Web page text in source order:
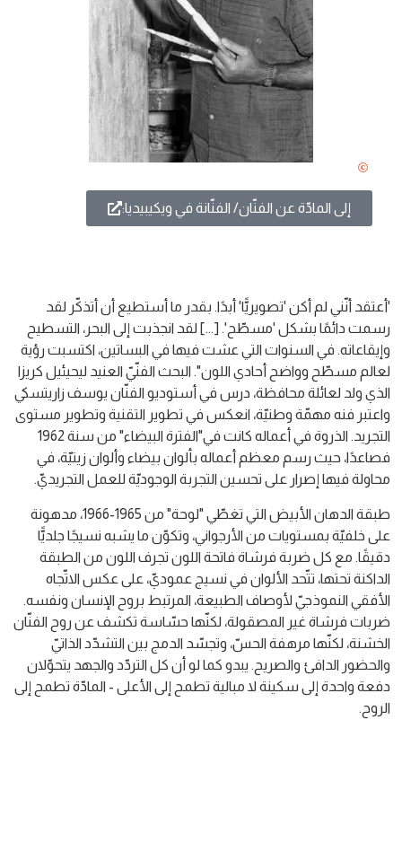
'أعتقد أنّني لم أكن 'تصويريًّا' أبدًا. بقدر ما أستطيع أن أتذكّر لقد
رسمت دائمًا بشكل 'مسطّح'. [...] لقد انجذبت إلى البحر، التسطيح
وإيقاعاته. في السنوات التي عشت فيها في البساتين، اكتسبت رؤية
لعالم مسطّح وواضح أحادي اللون". البحث الفنّيّ العنيد ليحيئيل كريزا
الذي ولد لعائلة محافظة، درس في أستوديو الفنّان يوسف زاريتسكي
واعتبر فنه مهمّة وطنيّة، انعكس في تطوير التقنية وتطوير مستوى
التجريد. الذروة في أعماله كانت في"الفترة البيضاء" من سنة 1962
فصاعدًا، حيث رسم معظم أعماله بألوان بيضاء وألوان زيتيّة، في
محاولة فيها إصرار على تحسين التجربة الوجوديّة للعمل التجريديّ.
طبقة الدهان الأبيض التي تغطّي "لوحة" من 1965-1966، مدهونة
على خلفيّة بمستويات من الأرجواني، وتكوّن ما يشبه نسيجًا جلديًّا
دقيقًا. مع كل ضربة فرشاة فاتحة اللون تجرف اللون من الطبقة
الداكنة تحتها، تتّحد الألوان في نسيج عموديّ، على عكس الاتّجاه
الأفقي النموذجيّ لأوصاف الطبيعة، المرتبط بروح الإنسان ونفسه.
ضربات فرشاة غير المصقولة، لكنّها حسّاسة تكشف عن روح الفنّان
الخشنة، لكنّها مرهفة الحسّ، وتجسّد الدمج بين التشدّد الذاتيّ
والحضور الدافئ والصريح. يبدو كما لو أن كل التردّد والجهد يتحوّلان
دفعة واحدة إلى سكينة لا مبالية تطمح إلى الأعلى - المادّة تطمح إلى
الروح.
إلى المادّة عن الفنّان/ الفنّانة في ويكيبيديا: